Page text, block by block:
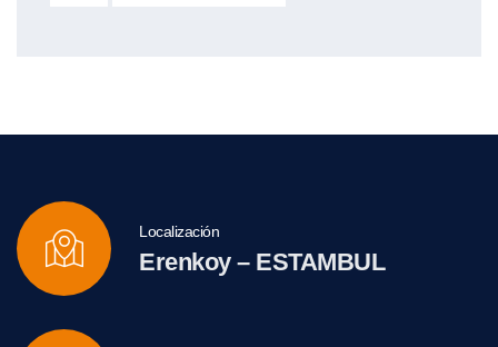
Localización
Erenkoy – ESTAMBUL